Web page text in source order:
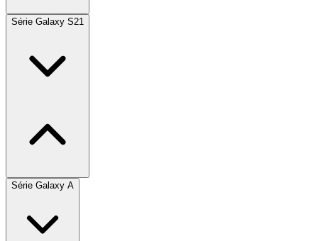
Série Galaxy S21
Série Galaxy A